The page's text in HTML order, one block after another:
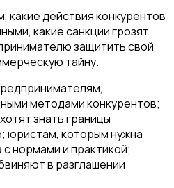
какие действия конкурентов
какие санкции грозят
защитить свой
тайну.
методами конкурентов;
знать границы
юристам, которым нужна
нормами и практикой;
в разглашении